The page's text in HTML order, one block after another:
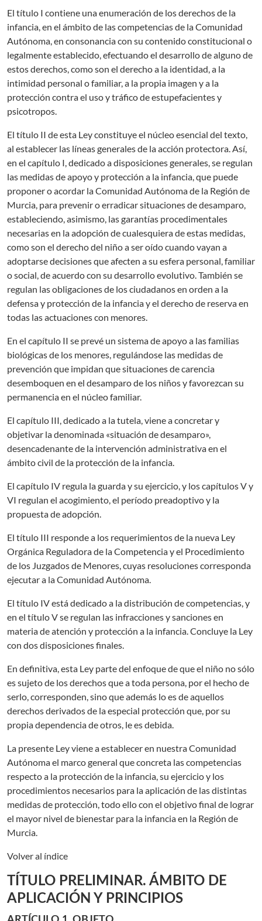
El título I contiene una enumeración de los derechos de la
infancia, en el ámbito de las competencias de la Comunidad
Autónoma, en consonancia con su contenido constitucional o
legalmente establecido, efectuando el desarrollo de alguno de
estos derechos, como son el derecho a la identidad, a la
intimidad personal o familiar, a la propia imagen y a la
protección contra el uso y tráfico de estupefacientes y
psicotropos.
El título II de esta Ley constituye el núcleo esencial del texto,
al establecer las líneas generales de la acción protectora. Así,
en el capítulo I, dedicado a disposiciones generales, se regulan
las medidas de apoyo y protección a la infancia, que puede
proponer o acordar la Comunidad Autónoma de la Región de
Murcia, para prevenir o erradicar situaciones de desamparo,
estableciendo, asimismo, las garantías procedimentales
necesarias en la adopción de cualesquiera de estas medidas,
como son el derecho del niño a ser oído cuando vayan a
adoptarse decisiones que afecten a su esfera personal, familiar
o social, de acuerdo con su desarrollo evolutivo. También se
regulan las obligaciones de los ciudadanos en orden a la
defensa y protección de la infancia y el derecho de reserva en
todas las actuaciones con menores.
En el capítulo II se prevé un sistema de apoyo a las familias
biológicas de los menores, regulándose las medidas de
prevención que impidan que situaciones de carencia
desemboquen en el desamparo de los niños y favorezcan su
permanencia en el núcleo familiar.
El capítulo III, dedicado a la tutela, viene a concretar y
objetivar la denominada «situación de desamparo»,
desencadenante de la intervención administrativa en el
ámbito civil de la protección de la infancia.
El capítulo IV regula la guarda y su ejercicio, y los capítulos V y
VI regulan el acogimiento, el período preadoptivo y la
propuesta de adopción.
El título III responde a los requerimientos de la nueva Ley
Orgánica Reguladora de la Competencia y el Procedimiento
de los Juzgados de Menores, cuyas resoluciones corresponda
ejecutar a la Comunidad Autónoma.
El título IV está dedicado a la distribución de competencias, y
en el título V se regulan las infracciones y sanciones en
materia de atención y protección a la infancia. Concluye la Ley
con dos disposiciones finales.
En definitiva, esta Ley parte del enfoque de que el niño no sólo
es sujeto de los derechos que a toda persona, por el hecho de
serlo, corresponden, sino que además lo es de aquellos
derechos derivados de la especial protección que, por su
propia dependencia de otros, le es debida.
La presente Ley viene a establecer en nuestra Comunidad
Autónoma el marco general que concreta las competencias
respecto a la protección de la infancia, su ejercicio y los
procedimientos necesarios para la aplicación de las distintas
medidas de protección, todo ello con el objetivo final de lograr
el mayor nivel de bienestar para la infancia en la Región de
Murcia.
Volver al índice
TÍTULO PRELIMINAR. ÁMBITO DE
APLICACIÓN Y PRINCIPIOS